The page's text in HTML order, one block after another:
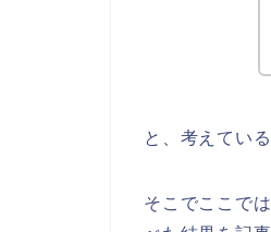
と、考えてい
そこでここで